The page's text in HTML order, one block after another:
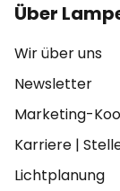
Über
Wir über uns
Newsletter
Marketing-
Karriere |
Lichtplanung